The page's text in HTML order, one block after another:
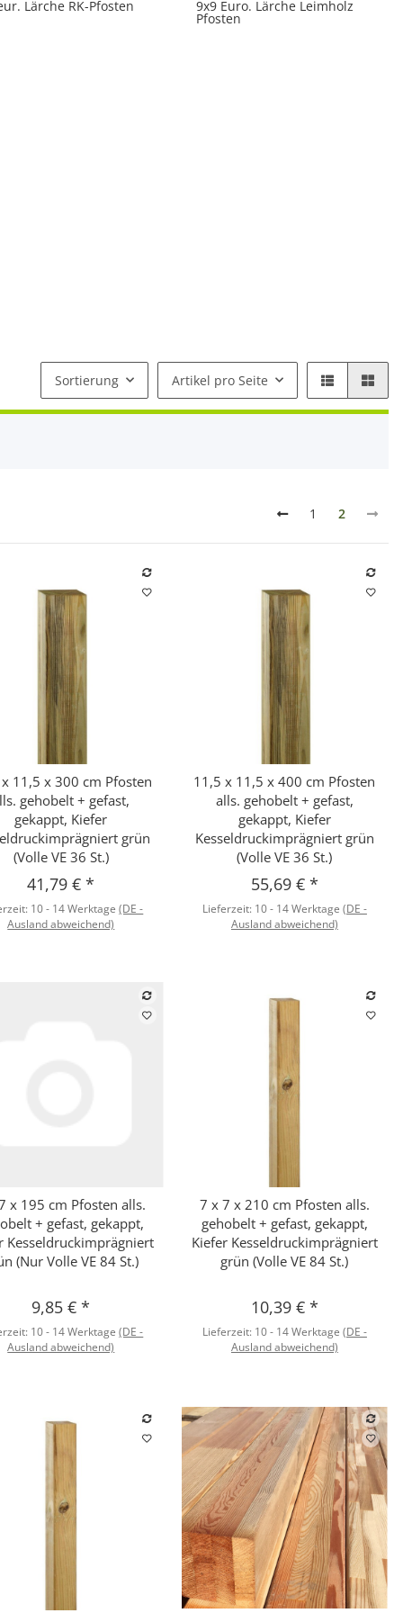
Lärche RK-Pfosten 9x9 Euro. Lärche Leimholz
Pfosten
Sortierung Artikel pro Seite
1 2
Schnellkauf
11,5 x 300 cm Pfosten
gehobelt + gefast,
gekappt, Kiefer
grün
(Volle VE 36 St.)
41,79 €*
10 - 14 Werktage(DE -
Ausland abweichend)
Schnellkauf
11,5 x 11,5 x 400 cm Pfosten
alls. gehobelt + gefast,
gekappt, Kiefer
Kesseldruckimprägniert grün
(Volle VE 36 St.)
55,69 € *
Lieferzeit: 10 - 14 Werktage (DE -
Ausland abweichend)
Schnellkauf
x 195 cm Pfosten alls.
+ gefast, gekappt,
Kesseldruckimprägniert
(Nur Volle VE 84 St.)
9,85 €*
10 - 14 Werktage(DE -
Ausland abweichend)
Schnellkauf
7 x 7 x 210 cm Pfosten alls.
gehobelt + gefast, gekappt,
Kiefer Kesseldruckimprägniert
grün (Volle VE 84 St.)
10,39 € *
Lieferzeit: 10 - 14 Werktage (DE -
Ausland abweichend)